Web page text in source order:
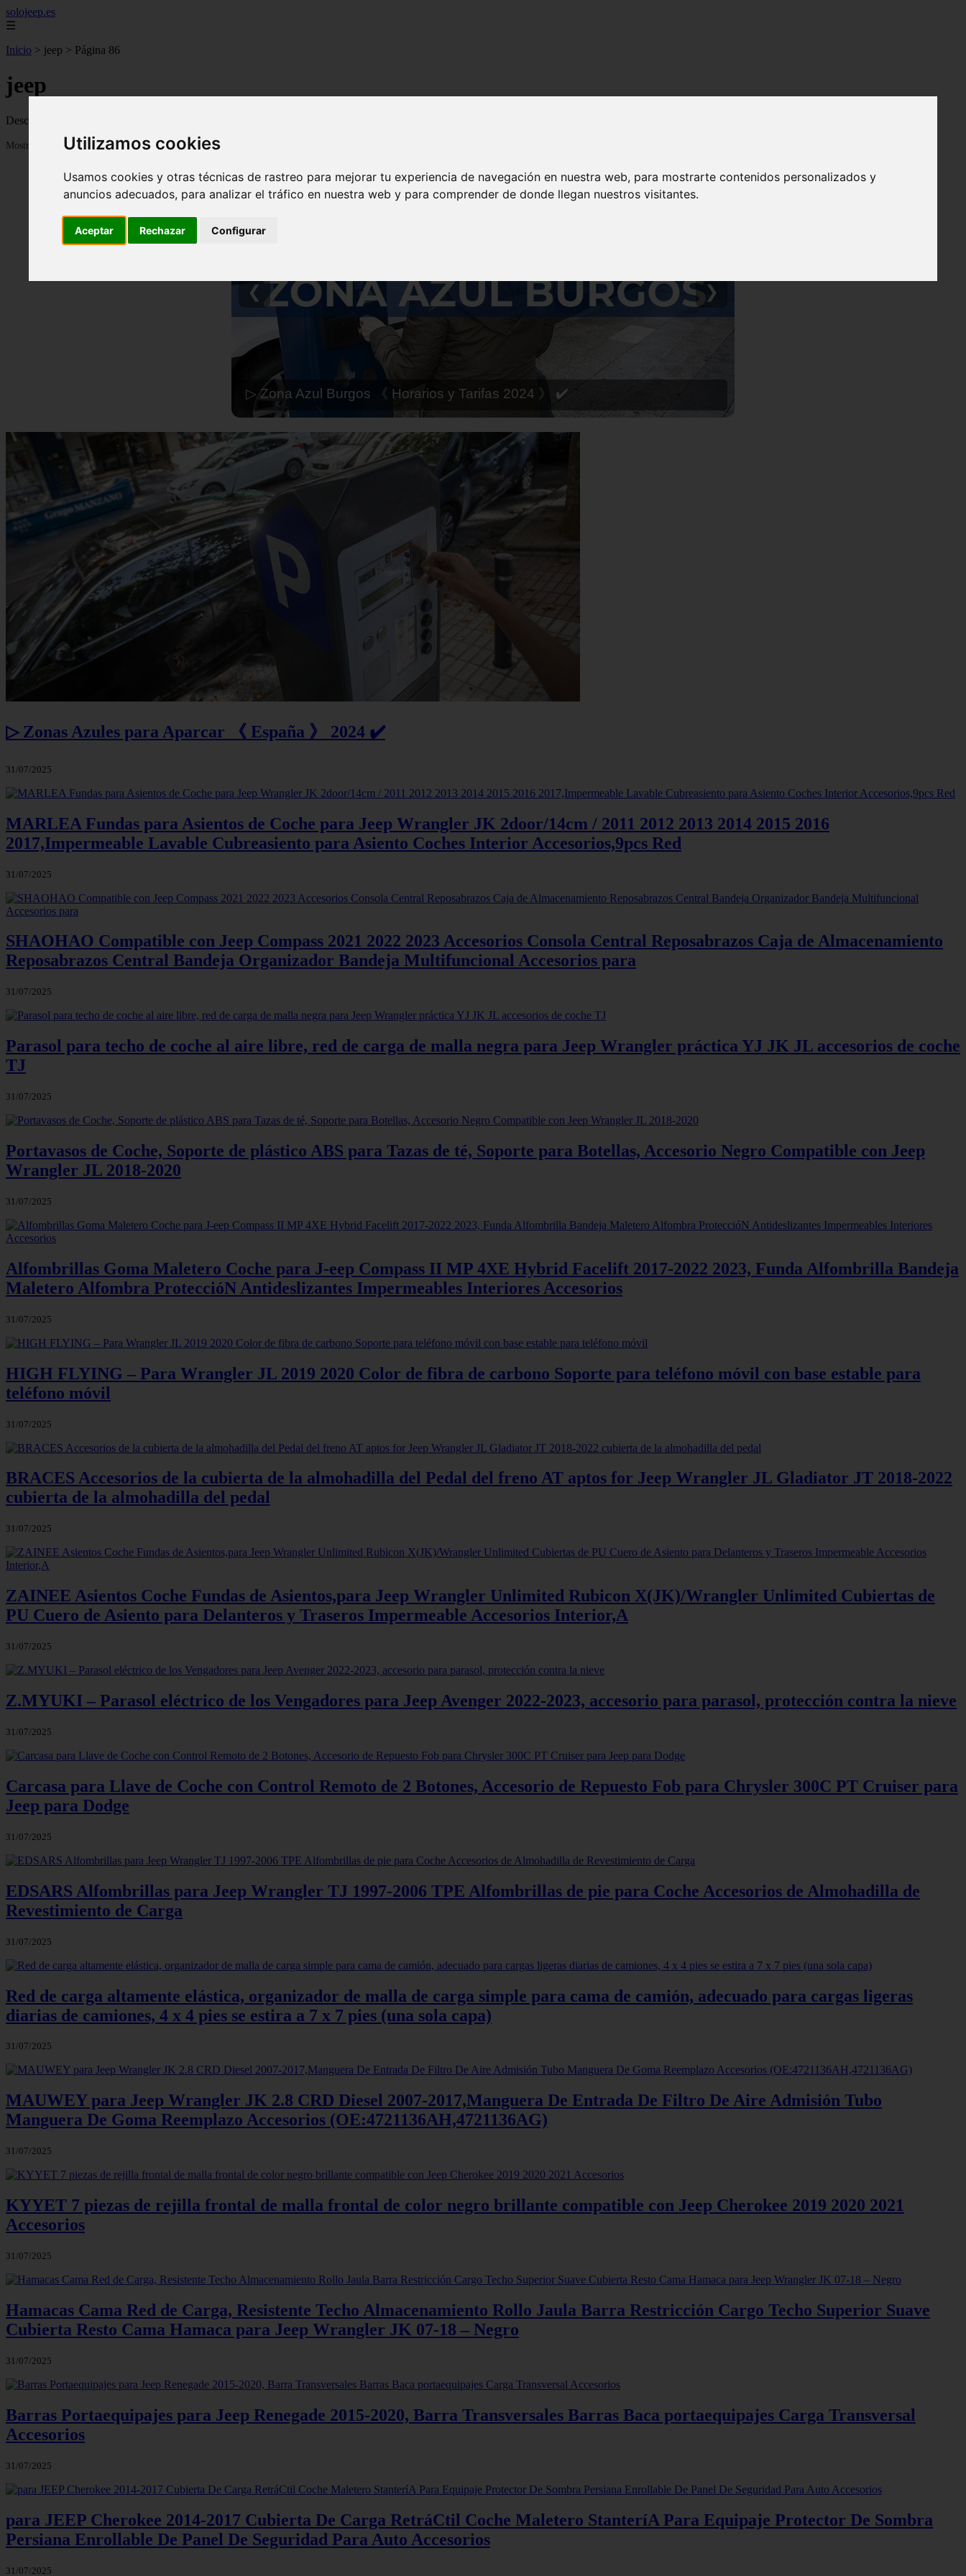
Utilizamos cookies
Usamos cookies y otras técnicas de rastreo para mejorar tu experiencia de navegación en nuestra web, para mostrarte contenidos personalizados y
anuncios adecuados, para analizar el tráfico en nuestra web y para comprender de donde llegan nuestros visitantes.
Aceptar Rechazar Configurar
solojeep.es
☰
Inicio > jeep > Página 86
jeep
Descubre todas las noticias de la categoría jeep. Artículos actualizados y contenido de calidad en solojeep.es.
Mostrando 2041 - 2064 de 3335 artículos
▷ Zona Azul Córdoba 《 Horarios y Tarifas 2024 》 ✔️
❮ ❯
▷ Zonas Azules para Aparcar 《 España 》 2024 ✔️
31/07/2025
MARLEA Fundas para Asientos de Coche para Jeep Wrangler JK 2door/14cm / 2011 2012 2013 2014 2015 2016
2017,Impermeable Lavable Cubreasiento para Asiento Coches Interior Accesorios,9pcs Red
31/07/2025
SHAOHAO Compatible con Jeep Compass 2021 2022 2023 Accesorios Consola Central Reposabrazos Caja de Almacenamiento
Reposabrazos Central Bandeja Organizador Bandeja Multifuncional Accesorios para
31/07/2025
Parasol para techo de coche al aire libre, red de carga de malla negra para Jeep Wrangler práctica YJ JK JL accesorios de coche
TJ
31/07/2025
Portavasos de Coche, Soporte de plástico ABS para Tazas de té, Soporte para Botellas, Accesorio Negro Compatible con Jeep
Wrangler JL 2018-2020
31/07/2025
Alfombrillas Goma Maletero Coche para J-eep Compass II MP 4XE Hybrid Facelift 2017-2022 2023, Funda Alfombrilla Bandeja
Maletero Alfombra ProteccióN Antideslizantes Impermeables Interiores Accesorios
31/07/2025
HIGH FLYING – Para Wrangler JL 2019 2020 Color de fibra de carbono Soporte para teléfono móvil con base estable para
teléfono móvil
31/07/2025
BRACES Accesorios de la cubierta de la almohadilla del Pedal del freno AT aptos for Jeep Wrangler JL Gladiator JT 2018-2022
cubierta de la almohadilla del pedal
31/07/2025
ZAINEE Asientos Coche Fundas de Asientos,para Jeep Wrangler Unlimited Rubicon X(JK)/Wrangler Unlimited Cubiertas de
PU Cuero de Asiento para Delanteros y Traseros Impermeable Accesorios Interior,A
31/07/2025
Z.MYUKI – Parasol eléctrico de los Vengadores para Jeep Avenger 2022-2023, accesorio para parasol, protección contra la nieve
31/07/2025
Carcasa para Llave de Coche con Control Remoto de 2 Botones, Accesorio de Repuesto Fob para Chrysler 300C PT Cruiser para
Jeep para Dodge
31/07/2025
EDSARS Alfombrillas para Jeep Wrangler TJ 1997-2006 TPE Alfombrillas de pie para Coche Accesorios de Almohadilla de
Revestimiento de Carga
31/07/2025
Red de carga altamente elástica, organizador de malla de carga simple para cama de camión, adecuado para cargas ligeras
diarias de camiones, 4 x 4 pies se estira a 7 x 7 pies (una sola capa)
31/07/2025
MAUWEY para Jeep Wrangler JK 2.8 CRD Diesel 2007-2017,Manguera De Entrada De Filtro De Aire Admisión Tubo
Manguera De Goma Reemplazo Accesorios (OE:4721136AH,4721136AG)
31/07/2025
KYYET 7 piezas de rejilla frontal de malla frontal de color negro brillante compatible con Jeep Cherokee 2019 2020 2021
Accesorios
31/07/2025
Hamacas Cama Red de Carga, Resistente Techo Almacenamiento Rollo Jaula Barra Restricción Cargo Techo Superior Suave
Cubierta Resto Cama Hamaca para Jeep Wrangler JK 07-18 – Negro
31/07/2025
Barras Portaequipajes para Jeep Renegade 2015-2020, Barra Transversales Barras Baca portaequipajes Carga Transversal
Accesorios
31/07/2025
para JEEP Cherokee 2014-2017 Cubierta De Carga RetráCtil Coche Maletero StanteríA Para Equipaje Protector De Sombra
Persiana Enrollable De Panel De Seguridad Para Auto Accesorios
31/07/2025